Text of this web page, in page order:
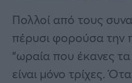
Πολλοί από τους
πέρυσι φορούσα την
“ωραία που έκανες
είναι μόνο τρίχες.